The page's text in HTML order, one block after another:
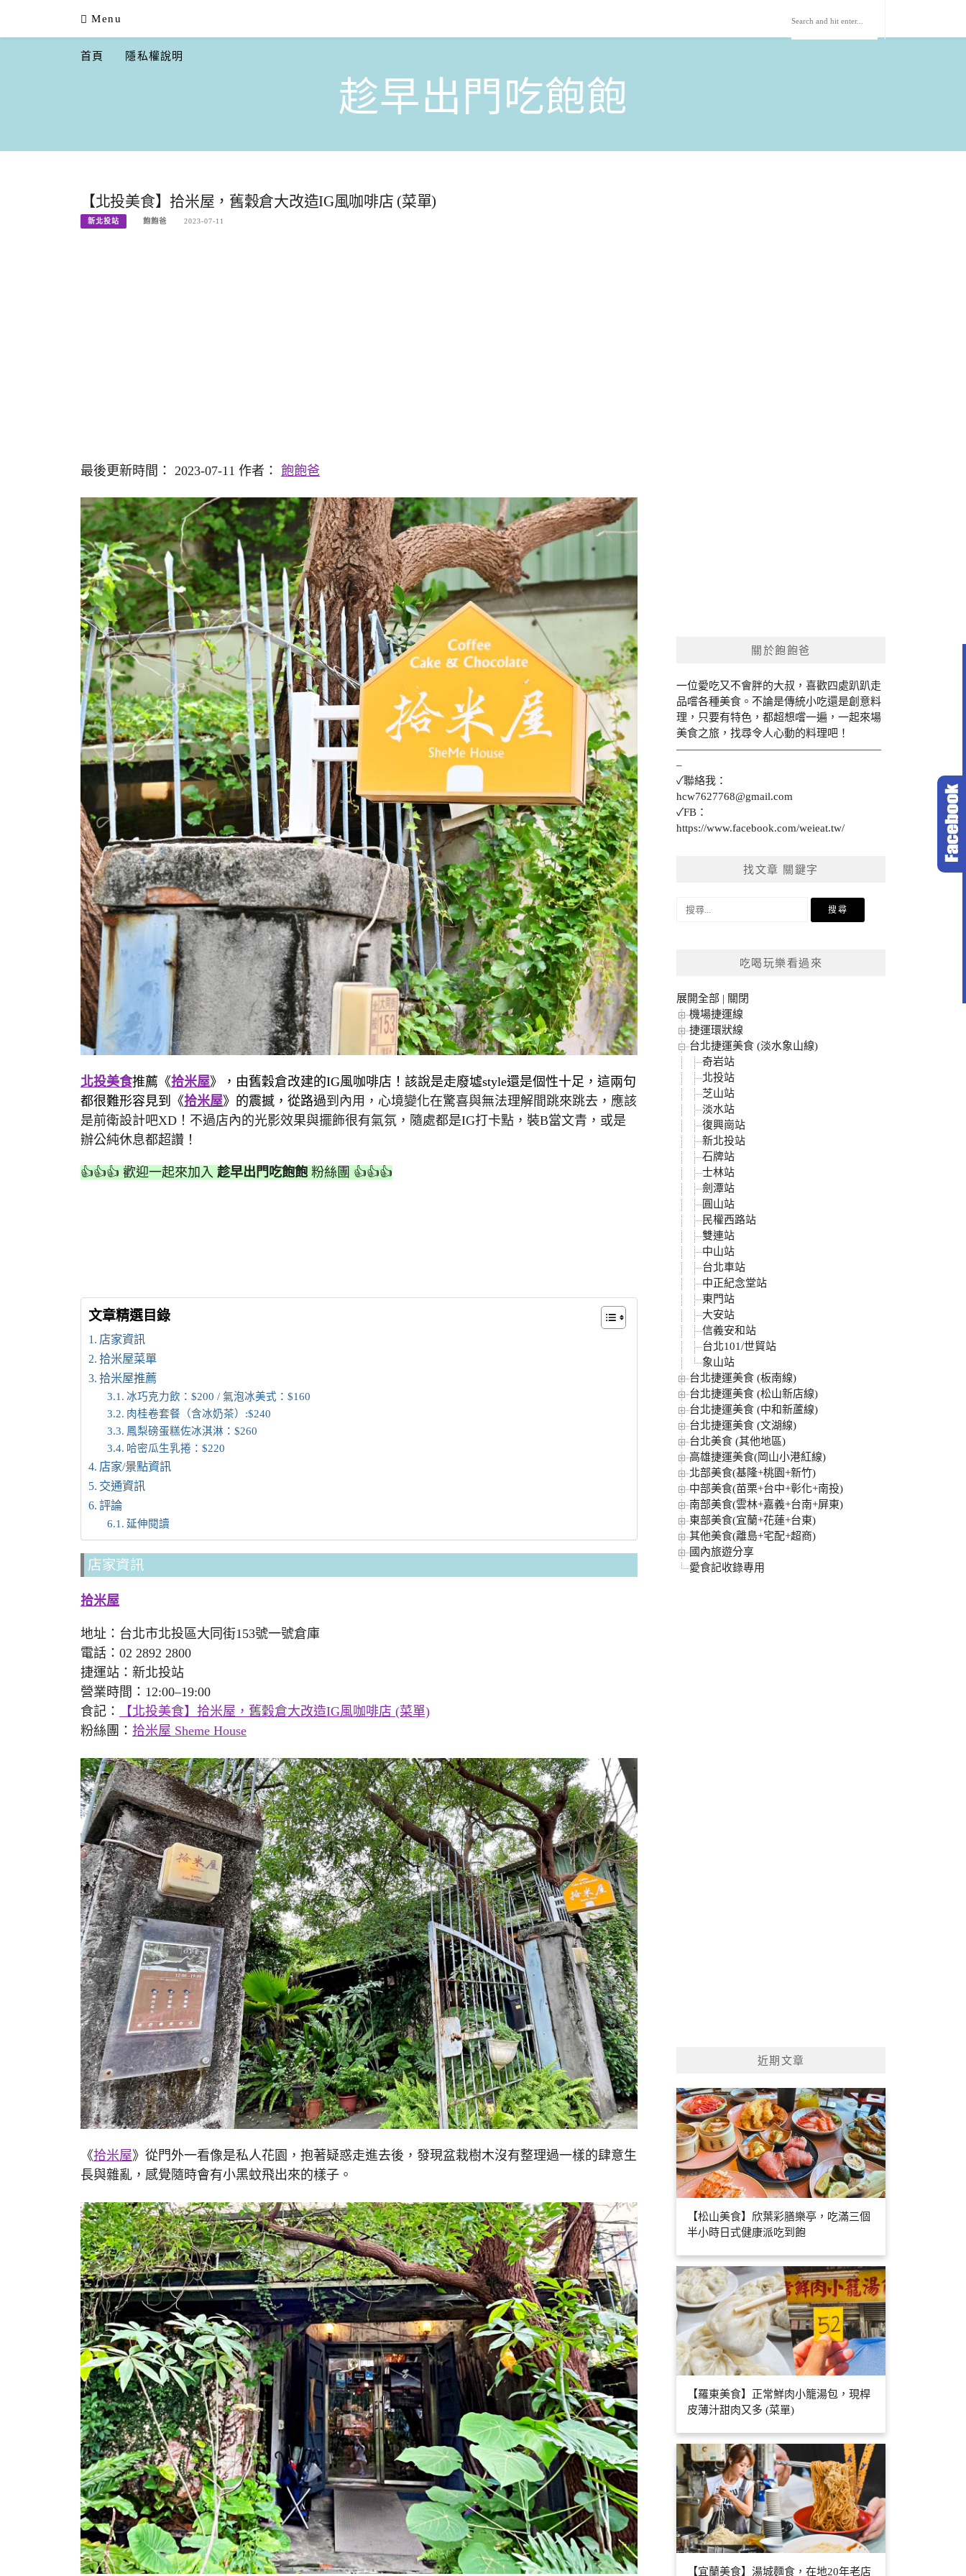
content
Menu
首頁 隱私權說明
趁早出門吃飽飽
【北投美食】拾米屋，舊穀倉大改造IG風咖啡店 (菜單)
新北投站 飽飽爸 2023-07-11
最後更新時間： 2023-07-11 作者： 飽飽爸
北投美食推薦《拾米屋》，由舊穀倉改建的IG風咖啡店！該說是走廢墟style還是個性十足，這兩句
都很難形容見到《拾米屋》的震撼，從路過到內用，心境變化在驚喜與無法理解間跳來跳去，應該
是前衛設計吧XD！不過店內的光影效果與擺飾很有氣氛，隨處都是IG打卡點，裝B當文青，或是
辦公純休息都超讚！
👍👍👍 歡迎一起來加入 趁早出門吃飽飽 粉絲團 👍👍👍
文章精選目錄
店家資訊
拾米屋菜單
拾米屋推薦
冰巧克力飲：$200 / 氣泡冰美式：$160
肉桂卷套餐（含冰奶茶）:$240
鳳梨磅蛋糕佐冰淇淋：$260
哈密瓜生乳捲：$220
店家/景點資訊
交通資訊
評論
延伸閱讀
店家資訊
拾米屋
地址：台北市北投區大同街153號一號倉庫
電話：02 2892 2800
捷運站：新北投站
營業時間：12:00–19:00
食記：
【北投美食】拾米屋，舊穀倉大改造IG風咖啡店 (菜單)
粉絲團： 拾米屋 Sheme House
《拾米屋》從門外一看像是私人花園，抱著疑惑走進去後，發現盆栽樹木沒有整理過一樣的肆意生
長與雜亂，感覺隨時會有小黑蚊飛出來的樣子。
關於飽飽爸
一位愛吃又不會胖的大叔，喜歡四處趴趴走
品嚐各種美食。不論是傳統小吃還是創意料
理，只要有特色，都超想嚐一遍，一起來場
美食之旅，找尋令人心動的料理吧！
———————————————————
–
✓聯絡我：
hcw7627768@gmail.com
✓FB：
https://www.facebook.com/weieat.tw/
找文章 關鍵字
搜
吃喝玩樂看過來
展開全部 | 關閉
機場捷運線
捷運環狀線
台北捷運美食 (淡水象山線)
奇岩站
北投站
芝山站
淡水站
復興崗站
新北投站
石牌站
士林站
劍潭站
圓山站
民權西路站
雙連站
中山站
台北車站
中正紀念堂站
東門站
大安站
信義安和站
台北101/世貿站
象山站
台北捷運美食 (板南線)
台北捷運美食 (松山新店線)
台北捷運美食 (中和新蘆線)
台北捷運美食 (文湖線)
台北美食 (其他地區)
高雄捷運美食(岡山小港紅線)
北部美食(基隆+桃園+新竹)
中部美食(苗栗+台中+彰化+南投)
南部美食(雲林+嘉義+台南+屏東)
東部美食(宜蘭+花蓮+台東)
其他美食(離島+宅配+超商)
國內旅遊分享
愛食記收錄專用
近期文章
【松山美食】欣葉彩膳樂亭，吃滿三個
半小時日式健康派吃到飽
【羅東美食】正常鮮肉小籠湯包，現桿
皮薄汁甜肉又多 (菜單)
【宜蘭美食】湯城麵食，在地20年老店